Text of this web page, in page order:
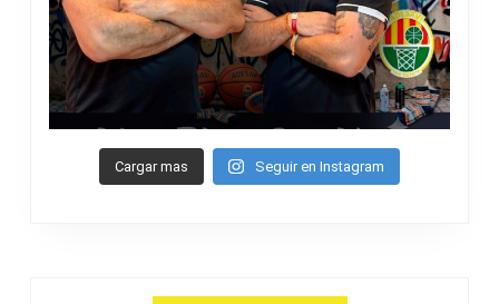
Cargar mas Seguir en Instagram